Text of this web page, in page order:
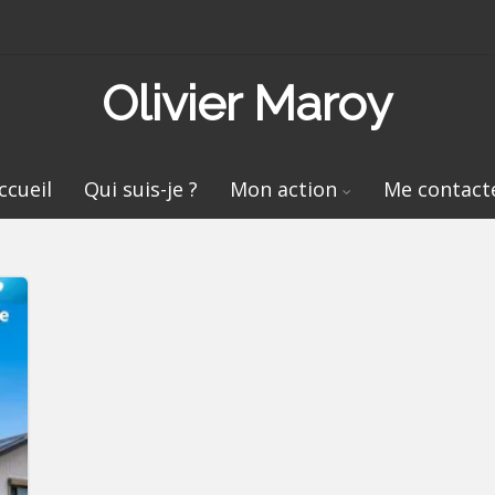
Olivier Maroy
Qui suis-je ? Mon action Me